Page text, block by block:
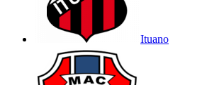
Ituano